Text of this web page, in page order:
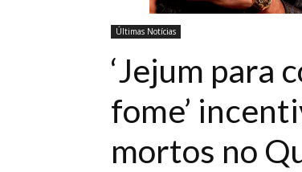
Últimas Notícias
‘Jejum para
fome’
mortos no